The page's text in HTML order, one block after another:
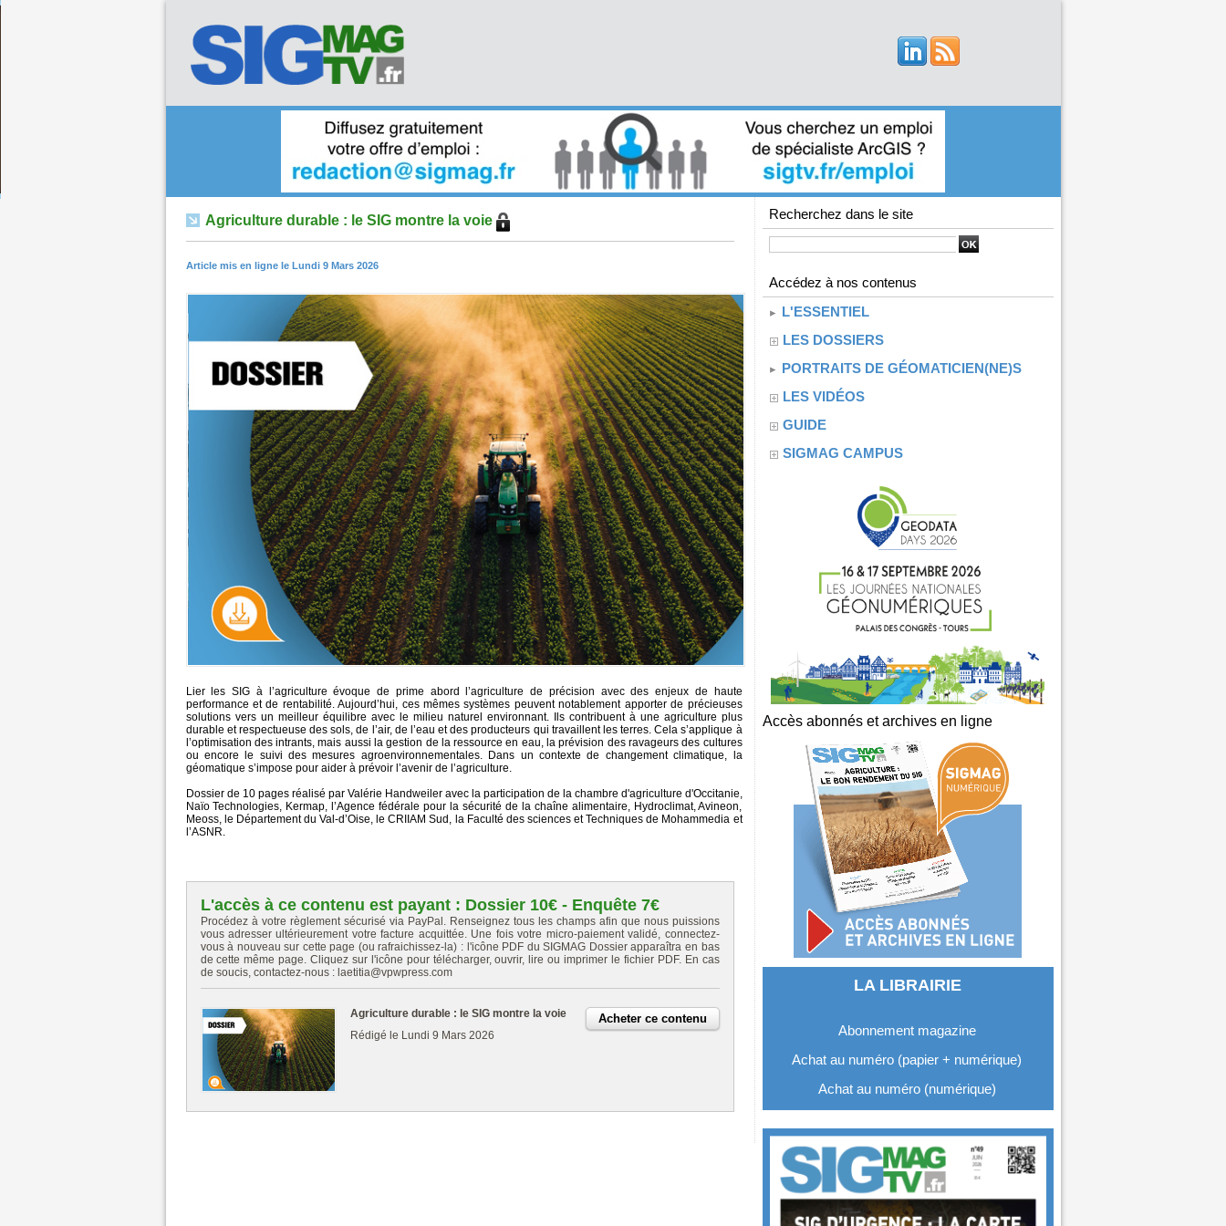
Agriculture durable : le SIG montre la voie
Article mis en ligne le Lundi 9 Mars 2026
Lier les SIG à l’agriculture évoque de prime abord l’agriculture de précision avec des enjeux de haute
performance et de rentabilité. Aujourd’hui, ces mêmes systèmes peuvent notablement apporter de précieuses
solutions vers un meilleur équilibre avec le milieu naturel environnant. Ils contribuent à une agriculture plus
durable et respectueuse des sols, de l’air, de l’eau et des producteurs qui travaillent les terres. Cela s’applique à
l’optimisation des intrants, mais aussi la gestion de la ressource en eau, la prévision des ravageurs des cultures
ou encore le suivi des mesures agroenvironnementales. Dans un contexte de changement climatique, la
géomatique s’impose pour aider à prévoir l’avenir de l’agriculture.
Dossier de 10 pages réalisé par Valérie Handweiler avec la participation de la chambre d'agriculture d'Occitanie,
Naïo Technologies, Kermap, l’Agence fédérale pour la sécurité de la chaîne alimentaire, Hydroclimat, Avineon,
Meoss, le Département du Val-d’Oise, le CRIIAM Sud, la Faculté des sciences et Techniques de Mohammedia et
l’ASNR.
L'accès à ce contenu est payant : Dossier 10€ - Enquête 7€
Procédez à votre règlement sécurisé via PayPal. Renseignez tous les champs afin que nous puissions
vous adresser ultérieurement votre facture acquittée. Une fois votre micro-paiement validé, connectez-
vous à nouveau sur cette page (ou rafraichissez-la) : l'icône PDF du SIGMAG Dossier apparaîtra en bas
de cette même page. Cliquez sur l'icône pour télécharger, ouvrir, lire ou imprimer le fichier PDF. En cas
de soucis, contactez-nous : laetitia@vpwpress.com
Agriculture durable : le SIG montre la voie
Rédigé le Lundi 9 Mars 2026
Recherchez dans le site
Accédez à nos contenus
L'ESSENTIEL
LES DOSSIERS
PORTRAITS DE GÉOMATICIEN(NE)S
LES VIDÉOS
GUIDE
SIGMAG CAMPUS
Accès abonnés et archives en ligne
LA LIBRAIRIE
Abonnement magazine
Achat au numéro (papier + numérique)
Achat au numéro (numérique)